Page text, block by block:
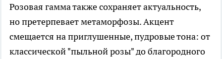
Розовая гамма также сохраняет актуальность,
но претерпевает метаморфозы. Акцент
смещается на приглушенные, пудровые тона: от
классической "пыльной розы" до благородного